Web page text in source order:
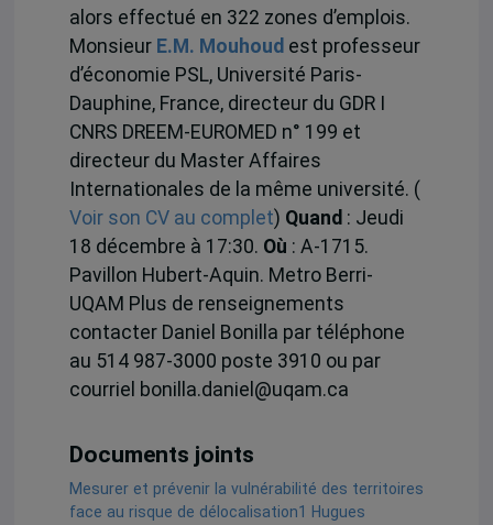
alors effectué en 322 zones d’emplois.
Monsieur E.M. Mouhoud est professeur
d’économie PSL, Université Paris-
Dauphine, France, directeur du GDR I
CNRS DREEM-EUROMED n° 199 et
directeur du Master Affaires
Internationales de la même université. (
Voir son CV au complet) Quand : Jeudi
18 décembre à 17:30. Où : A-1715.
Pavillon Hubert-Aquin. Metro Berri-
UQAM Plus de renseignements
contacter Daniel Bonilla par téléphone
au 514 987-3000 poste 3910 ou par
courriel bonilla.daniel@uqam.ca
Documents joints
Mesurer et prévenir la vulnérabilité des territoires
face au risque de délocalisation1 Hugues